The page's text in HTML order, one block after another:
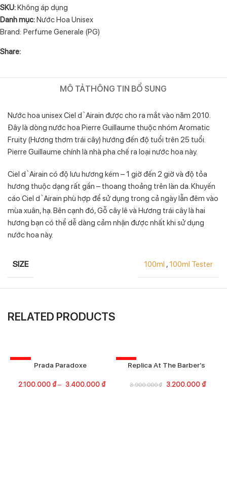
SKU:Không áp dụng
Danh mục:Nước Hoa Unisex
Brand: Perfume Generale (PG)
Share:
MÔ TẢTHÔNG TIN BỔ SUNG
Nước hoa unisex Ciel d`Airain được cho ra mắt vào năm 2010.
Đây là dòng nước hoa Pierre Guillaume thuộc nhóm Aromatic
Fruity (Hương thơm trái cây) hướng đến độ tuổi trên 25 tuổi.
Pierre Guillaume chính là nhà pha chế ra loại nước hoa này.
Ciel d`Airain có độ lưu hương kém – 1 giờ đến 2 giờ và độ tỏa
hương thuộc dạng rất gần – thoang thoảng trên làn da. Khuyến
cáo Ciel d`Airain phù hợp để sử dụng trong cả ngày lẫn đêm vào
mùa xuân, hạ. Bên cạnh đó, Gỗ cây lê và Hương trái cây là hai
hương bạn có thể dễ dàng cảm nhận được nhất khi sử dụng
nước hoa này.
SIZE 100ml ,100ml Tester
RELATED PRODUCTS
Prada Paradoxe
2.100.000 ₫– 3.400.000 ₫
-18%Replica At The Barber’s
3.900.000₫ 3.200.000 ₫